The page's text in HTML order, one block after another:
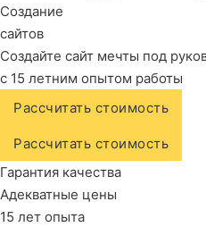
Создание
сайтов
Создайте сайт мечты под
с 15 летним опытом работы
Рассчитать стоимость
Рассчитать стоимость
Гарантия качества
Адекватные цены
15 лет опыта